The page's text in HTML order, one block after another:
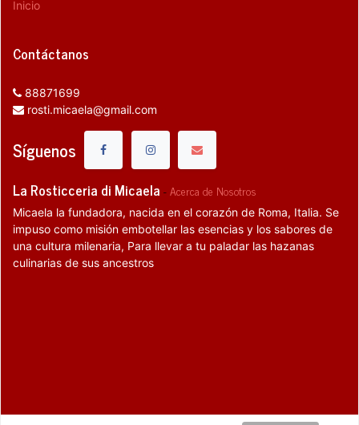
Inicio
Contáctanos
88871699
rosti.micaela@gmail.com
Síguenos
La Rosticceria di Micaela -Acerca de Nosotros
Micaela la fundadora, nacida en el corazón de Roma, Italia. Se
impuso como misión embotellar las esencias y los sabores de
una cultura milenaria, Para llevar a tu paladar las hazanas
culinarias de sus ancestros